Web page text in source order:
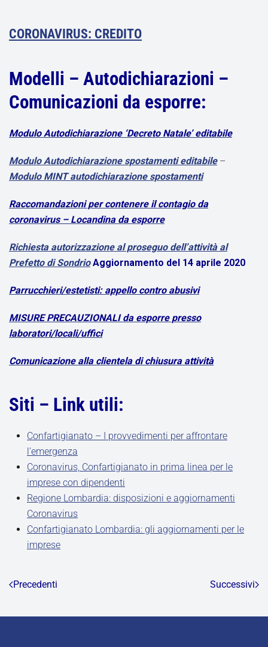
CORONAVIRUS: CREDITO
Modelli – Autodichiarazioni –
Comunicazioni da esporre:
Modulo Autodichiarazione ‘Decreto Natale’ editabile
Modulo Autodichiarazione spostamenti editabile–
Modulo MINT autodichiarazione spostamenti
Raccomandazioni per contenere il contagio da
coronavirus – Locandina da esporre
Richiesta autorizzazione al proseguo dell’attività al
Prefetto di SondrioAggiornamento del 14 aprile 2020
Parrucchieri/estetisti: appello contro abusivi
MISURE PRECAUZIONALI da esporre presso
laboratori/locali/uffici
Comunicazione alla clientela di chiusura attività
Siti – Link utili:
Confartigianato – I provvedimenti per affrontare
l’emergenza
Coronavirus, Confartigianato in prima linea per le
imprese con dipendenti
Regione Lombardia: disposizioni e aggiornamenti
Coronavirus
Confartigianato Lombardia: gli aggiornamenti per le
imprese
Precedenti Successivi